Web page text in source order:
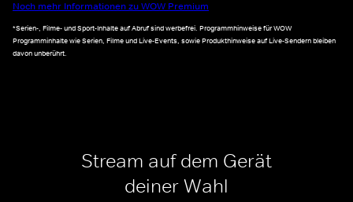
Noch mehr Informationen zu WOW Premium
*Serien-, Filme- und Sport-Inhalte auf Abruf sind werbefrei. Programmhinweise für WOW
Programminhalte wie Serien, Filme und Live-Events, sowie Produkthinweise auf Live-Sendern bleiben
davon unberührt.
Stream auf dem Gerät
deiner Wahl